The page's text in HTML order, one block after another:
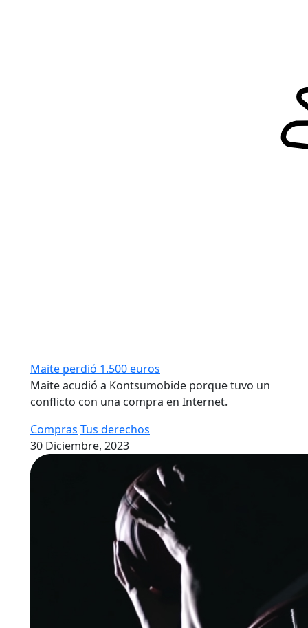
Maite perdió 1.500 euros
Maite acudió a Kontsumobide porque tuvo un
conflicto con una compra en Internet.
Compras Tus derechos
30 Diciembre, 2023